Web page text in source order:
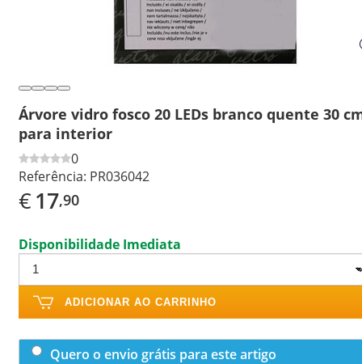
Árvore vidro fosco 20 LEDs branco quente 30
para interior
0
Referência: PR036042
€17,90
Disponibilidade Imediata
ADICIONAR AO CARRINHO
Quero o envio grátis para este artigo